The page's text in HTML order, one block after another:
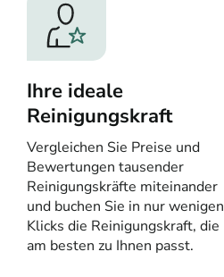
Ihre ideale
Reinigungskraft
Vergleichen Sie Preise und
Bewertungen tausender
Reinigungskräfte miteinander
und buchen Sie in nur wenigen
Klicks die Reinigungskraft, die
am besten zu Ihnen passt.